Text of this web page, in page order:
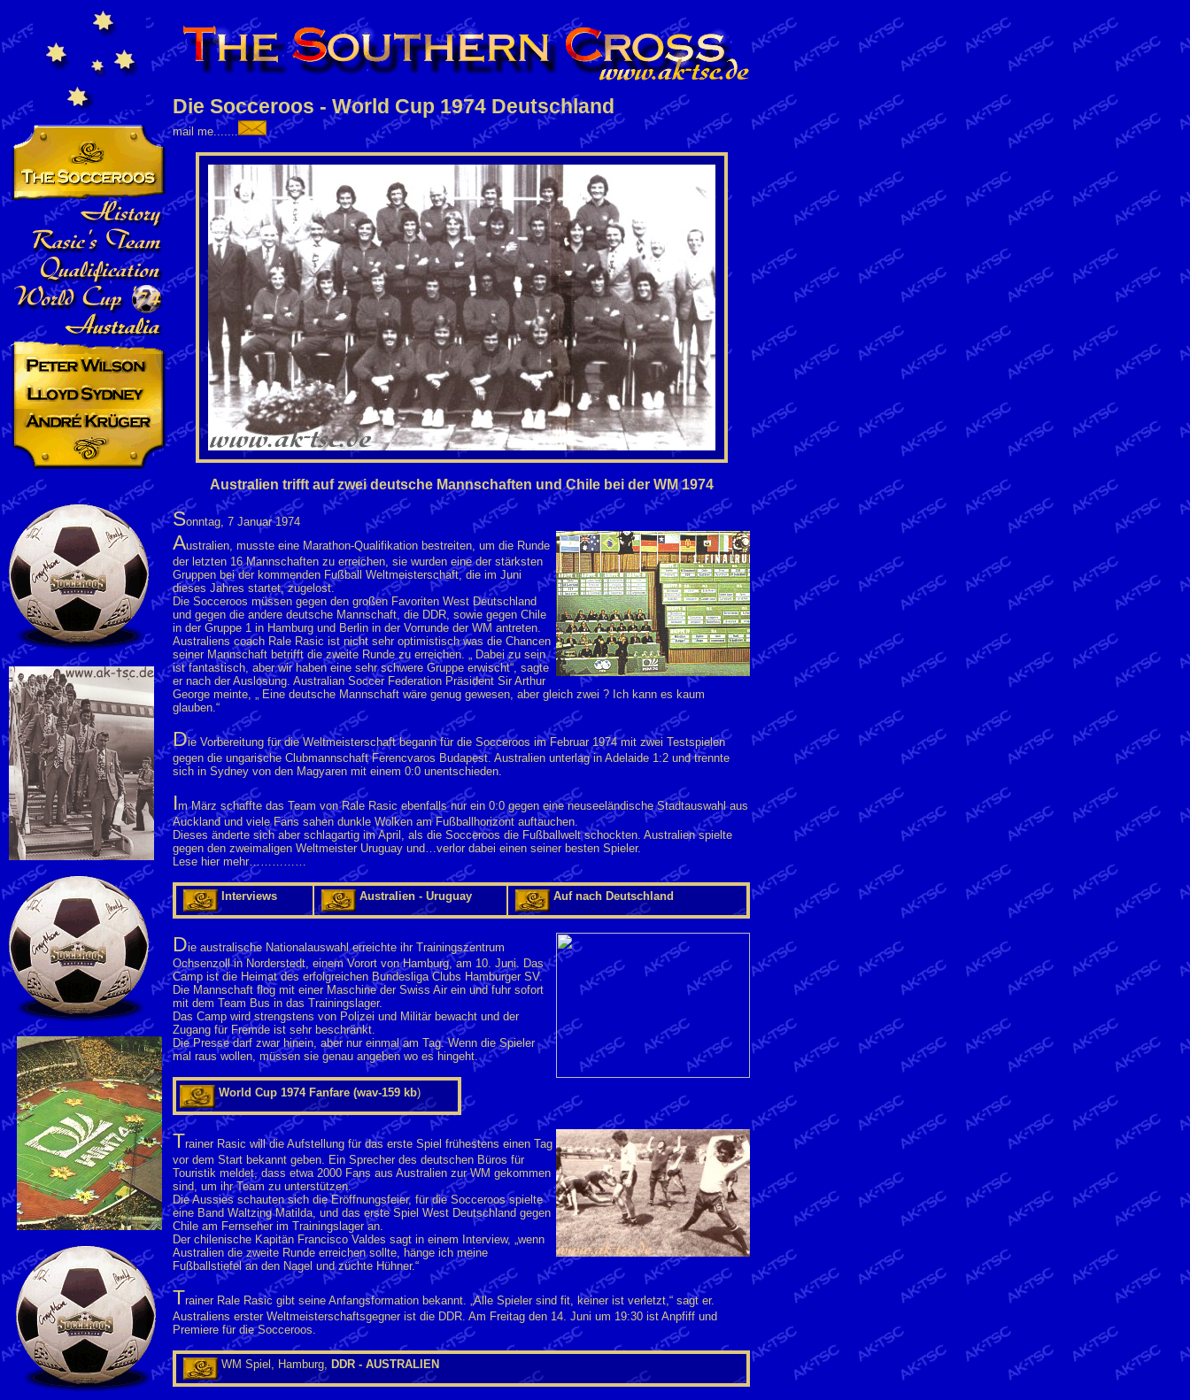
Die Socceroos - World Cup 1974 Deutschland
mail me.......
Australien trifft auf zwei deutsche Mannschaften und Chile bei der WM 1974
Sonntag, 7 Januar 1974
Australien, musste eine Marathon-Qualifikation bestreiten, um die Runde
der letzten 16 Mannschaften zu erreichen, sie wurden eine der stärksten
Gruppen bei der kommenden Fußball Weltmeisterschaft, die im Juni
dieses Jahres startet, zugelost.
Die Socceroos müssen gegen den großen Favoriten West Deutschland
und gegen die andere deutsche Mannschaft, die DDR, sowie gegen Chile
in der Gruppe 1 in Hamburg und Berlin in der Vorrunde der WM antreten.
Australiens coach Rale Rasic ist nicht sehr optimistisch was die Chancen
seiner Mannschaft betrifft die zweite Runde zu erreichen. „ Dabei zu sein
ist fantastisch, aber wir haben eine sehr schwere Gruppe erwischt“, sagte
er nach der Auslosung. Australian Soccer Federation Präsident Sir Arthur
George meinte, „ Eine deutsche Mannschaft wäre genug gewesen, aber gleich zwei ? Ich kann es kaum
glauben.“
Die Vorbereitung für die Weltmeisterschaft begann für die Socceroos im Februar 1974 mit zwei Testspielen
gegen die ungarische Clubmannschaft Ferencvaros Budapest. Australien unterlag in Adelaide 1:2 und trennte
sich in Sydney von den Magyaren mit einem 0:0 unentschieden.
Im März schaffte das Team von Rale Rasic ebenfalls nur ein 0:0 gegen eine neuseeländische Stadtauswahl aus
Auckland und viele Fans sahen dunkle Wolken am Fußballhorizont auftauchen.
Dieses änderte sich aber schlagartig im April, als die Socceroos die Fußballwelt schockten. Australien spielte
gegen den zweimaligen Weltmeister Uruguay und…verlor dabei einen seiner besten Spieler.
Lese hier mehr……………
Interviews Australien - Uruguay Auf nach Deutschland
Die australische Nationalauswahl erreichte ihr Trainingszentrum
Ochsenzoll in Norderstedt, einem Vorort von Hamburg, am 10. Juni. Das
Camp ist die Heimat des erfolgreichen Bundesliga Clubs Hamburger SV.
Die Mannschaft flog mit einer Maschine der Swiss Air ein und fuhr sofort
mit dem Team Bus in das Trainingslager.
Das Camp wird strengstens von Polizei und Militär bewacht und der
Zugang für Fremde ist sehr beschränkt.
Die Presse darf zwar hinein, aber nur einmal am Tag. Wenn die Spieler
mal raus wollen, müssen sie genau angeben wo es hingeht.
World Cup 1974 Fanfare (wav-159 kb)
Trainer Rasic will die Aufstellung für das erste Spiel frühestens einen Tag
vor dem Start bekannt geben. Ein Sprecher des deutschen Büros für
Touristik meldet, dass etwa 2000 Fans aus Australien zur WM gekommen
sind, um ihr Team zu unterstützen.
Die Aussies schauten sich die Eröffnungsfeier, für die Socceroos spielte
eine Band Waltzing Matilda, und das erste Spiel West Deutschland gegen
Chile am Fernseher im Trainingslager an.
Der chilenische Kapitän Francisco Valdes sagt in einem Interview, „wenn
Australien die zweite Runde erreichen sollte, hänge ich meine
Fußballstiefel an den Nagel und züchte Hühner.“
Trainer Rale Rasic gibt seine Anfangsformation bekannt. „Alle Spieler sind fit, keiner ist verletzt,“ sagt er.
Australiens erster Weltmeisterschaftsgegner ist die DDR. Am Freitag den 14. Juni um 19:30 ist Anpfiff und
Premiere für die Socceroos.
WM Spiel, Hamburg, DDR - AUSTRALIEN